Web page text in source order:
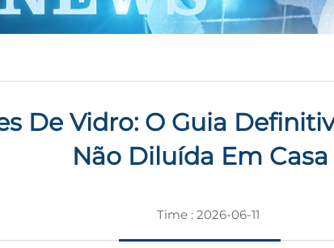
De Vidro: O Guia
Não Diluída Em Casa
Time : 2026-06-11